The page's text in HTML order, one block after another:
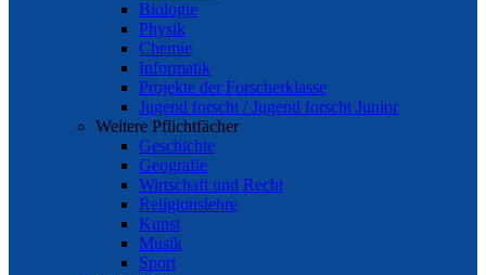
Biologie
Physik
Chemie
Informatik
Projekte der Forscherklasse
Jugend forscht / Jugend forscht Junior
Weitere Pflichtfächer
Geschichte
Geografie
Wirtschaft und Recht
Religionslehre
Kunst
Musik
Sport